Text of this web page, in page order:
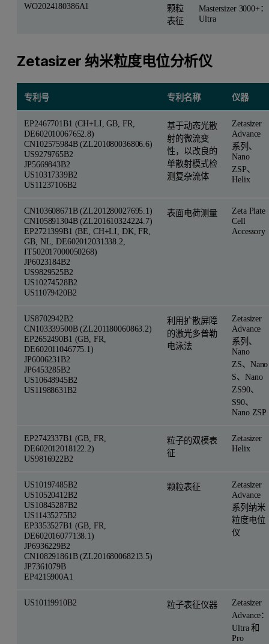
WO2024180386A1
颗粒
表征
Mastersizer 3000+：
Ultra
Zetasizer 纳米粒度电位分析仪
专利号 专利名称 仪器
EP2467701B1 (CH+LI, GB, FR,
DE602010067652.8)
CN102575984B (ZL201080036806.6)
US9279765B2
JP5669843B2
US10317339B2
US11237106B2
基于动态光散
射的微流变
性，以改良的
单散射模式检
测复杂流体
Zetasizer
Advance
系列、
Nano
ZSP、
Helix
CN103608671B (ZL201280027695.1)
CN105891304B (ZL201610324224.7)
EP2721399B1 (BE, CH+LI, DK, FR,
GB, NL, DE602012031338.2,
IT502017000050268)
JP6023184B2
US9829525B2
US10274528B2
US11079420B2
表面电荷测量
Zeta Plate
Cell
Accessory
US8702942B2
CN103339500B (ZL201180060863.2)
EP2652490B1 (GB, FR,
DE602011046775.1)
JP6006231B2
JP6453285B2
US10648945B2
US11988631B2
利用扩散屏障
的激光多普勒
电泳法
Zetasizer
Advance
系列、
Nano
ZS、Nano
S、Nano
ZS90、
S90、
Nano ZSP
EP2742337B1 (GB, FR,
DE602012018122.2)
US9816922B2
粒子的双模表
征
Zetasizer
Helix
US10197485B2
US10520412B2
US10845287B2
US11435275B2
EP3353527B1 (GB, FR,
DE602016077138.1)
JP6936229B2
CN108291861B (ZL201680068213.5)
JP7361079B
EP4215900A1
颗粒表征
Zetasizer
Advance
系列纳米
粒度电位
仪
US10119910B2 粒子表征仪器
Zetasizer
Advance：
Ultra 和
Pro